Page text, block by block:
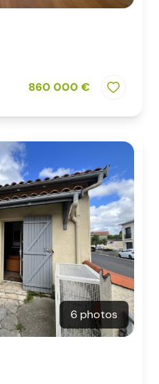
860 000 €
6 photos